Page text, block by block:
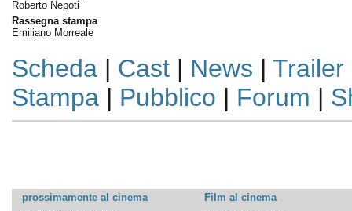
Roberto Nepoti
Rassegna stampa
Emiliano Morreale
Scheda| Cast| News | Trailer
Stampa| Pubblico | Forum |
prossimamente al cinema
Film al cinema